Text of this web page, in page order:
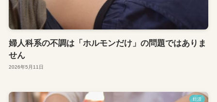
婦人科系の不調は「ホルモンだけ」の問題ではありま
せん
2026年5月11日
妊活